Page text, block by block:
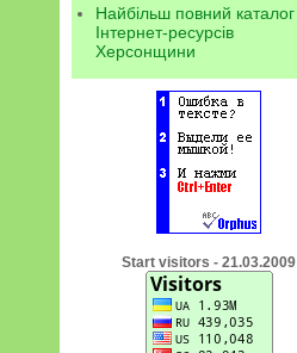
Найбільш повний каталог
Інтернет-ресурсів
Херсонщини
Start visitors - 21.03.2009